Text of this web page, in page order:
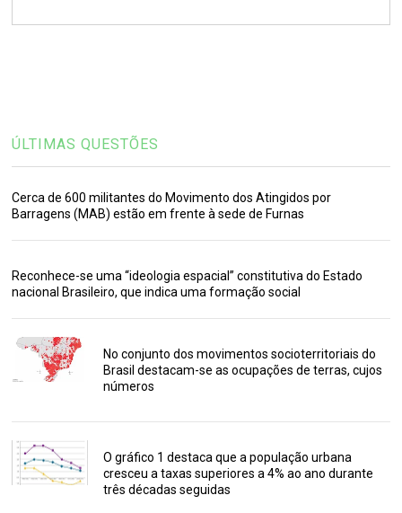
ÚLTIMAS QUESTÕES
Cerca de 600 militantes do Movimento dos Atingidos por
Barragens (MAB) estão em frente à sede de Furnas
Reconhece-se uma “ideologia espacial” constitutiva do Estado
nacional Brasileiro, que indica uma formação social
No conjunto dos movimentos socioterritoriais do
Brasil destacam-se as ocupações de terras, cujos
números
O gráfico 1 destaca que a população urbana
cresceu a taxas superiores a 4% ao ano durante
três décadas seguidas